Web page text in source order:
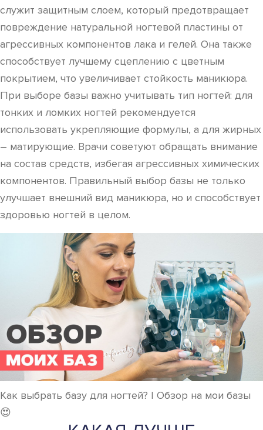
служит защитным слоем, который предотвращает
повреждение натуральной ногтевой пластины от
агрессивных компонентов лака и гелей. Она также
способствует лучшему сцеплению с цветным
покрытием, что увеличивает стойкость маникюра.
При выборе базы важно учитывать тип ногтей: для
тонких и ломких ногтей рекомендуется
использовать укрепляющие формулы, а для жирных
– матирующие. Врачи советуют обращать внимание
на состав средств, избегая агрессивных химических
компонентов. Правильный выбор базы не только
улучшает внешний вид маникюра, но и способствует
здоровью ногтей в целом.
Как выбрать базу для ногтей? | Обзор на мои базы
😍